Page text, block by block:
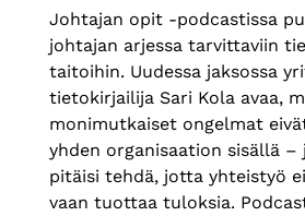
Johtajan opit -podcastissa
johtajan arjessa tarvittaviin
taitoihin. Uudessa jaksossa
tietokirjailija Sari Kola avaa,
monimutkaiset ongelmat
yhden organisaation sisällä
pitäisi tehdä, jotta yhteistyö
vaan tuottaa tuloksia.